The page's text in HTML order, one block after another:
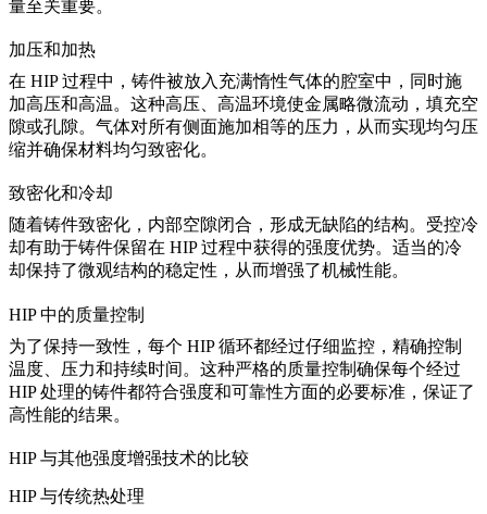
量至关重要。
加压和加热
在 HIP 过程中，铸件被放入充满惰性气体的腔室中，同时施
加高压和高温。这种高压、高温环境使金属略微流动，填充空
隙或孔隙。 气体对所有侧面施加相等的压力 ，从而实现均匀压
缩并确保材料均匀致密化。
致密化和冷却
随着铸件致密化，内部空隙闭合，形成无缺陷的结构。受控冷
却有助于铸件保留在 HIP 过程中获得的强度优势。 适当的冷
却保持了微观结构的稳定性 ，从而增强了机械性能。
HIP 中的质量控制
为了保持一致性，每个 HIP 循环都经过仔细监控，精确控制
温度、压力和持续时间。这种严格的质量控制 确保每个经过
HIP 处理的铸件都符合强度和可靠性方面的必要标准，保证了
高性能的结果。
HIP 与其他强度增强技术的比较
HIP 与传统热处理